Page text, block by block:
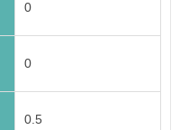
0
0
0.5